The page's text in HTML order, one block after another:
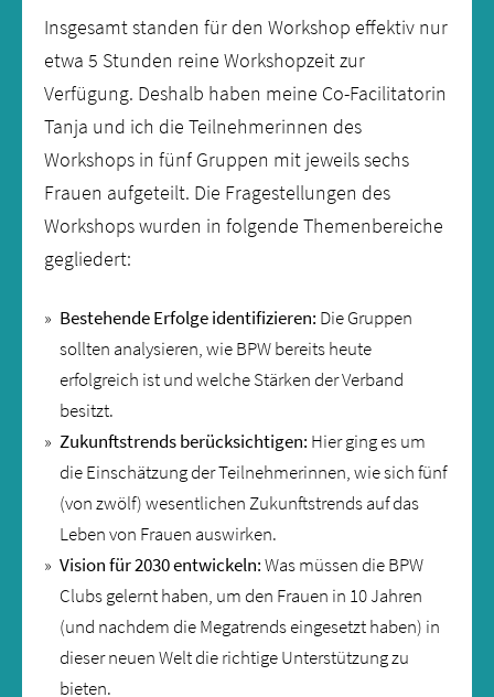
Insgesamt standen für den Workshop effektiv nur
etwa 5 Stunden reine Workshopzeit zur
Verfügung. Deshalb haben meine Co-Facilitatorin
Tanja und ich die Teilnehmerinnen des
Workshops in fünf Gruppen mit jeweils sechs
Frauen aufgeteilt. Die Fragestellungen des
Workshops wurden in folgende Themenbereiche
gegliedert:
Bestehende Erfolge identifizieren: Die Gruppen
sollten analysieren, wie BPW bereits heute
erfolgreich ist und welche Stärken der Verband
besitzt.
Zukunftstrends berücksichtigen: Hier ging es um
die Einschätzung der Teilnehmerinnen, wie sich fünf
(von zwölf) wesentlichen Zukunftstrends auf das
Leben von Frauen auswirken.
Vision für 2030 entwickeln:Was müssen die BPW
Clubs gelernt haben, um den Frauen in 10 Jahren
(und nachdem die Megatrends eingesetzt haben) in
dieser neuen Welt die richtige Unterstützung zu
bieten.